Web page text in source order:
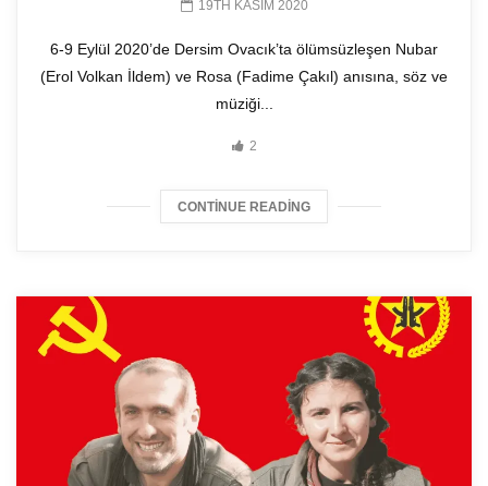
19TH KASIM 2020
6-9 Eylül 2020’de Dersim Ovacık’ta ölümsüzleşen Nubar
(Erol Volkan İldem) ve Rosa (Fadime Çakıl) anısına, söz ve
müziği...
2
CONTINUE READING